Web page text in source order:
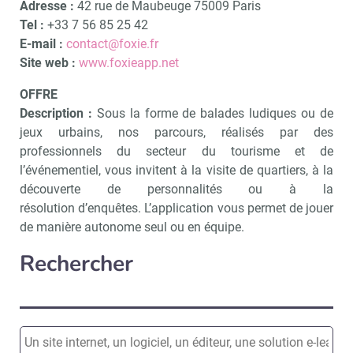
Adresse : 42 rue de Maubeuge 75009 Paris
Tel : +33 7 56 85 25 42
E-mail : contact@foxie.fr
Site web : www.foxieapp.net
OFFRE
Description : Sous la forme de balades ludiques ou de
jeux urbains, nos parcours, réalisés par des
professionnels du secteur du tourisme et de
l’événementiel, vous invitent à la visite de quartiers, à la
découverte de personnalités ou à la
résolution d’enquêtes. L’application vous permet de jouer
de manière autonome seul ou en équipe.
Rechercher